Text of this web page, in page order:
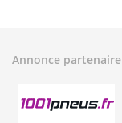
Annonce partenaire